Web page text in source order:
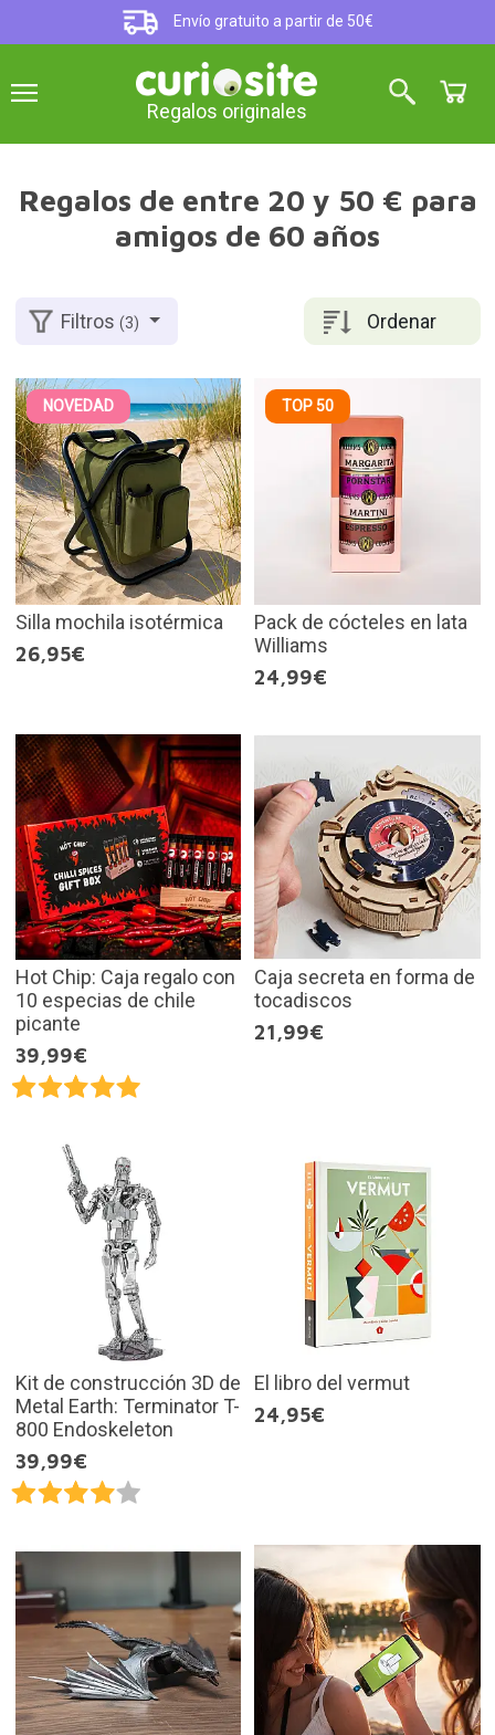
Envío gratuito a partir de 50€
Regalos originales
Regalos de entre 20 y 50 € para
amigos de 60 años
Ordenar
Filtros(3)
NOVEDAD
Silla mochila isotérmica
26,95€
TOP 50
Pack de cócteles en lata
Williams
24,99€
Hot Chip: Caja regalo con
10 especias de chile
picante
39,99€
Caja secreta en forma de
tocadiscos
21,99€
Kit de construcción 3D de
Metal Earth: Terminator T-
800 Endoskeleton
39,99€
El libro del vermut
24,95€